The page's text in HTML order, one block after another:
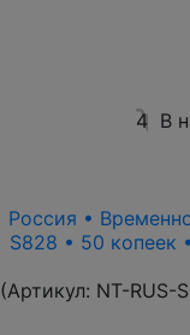
4 В
Россия •
S828 • 50 копеек
(Артикул: NT-RUS-